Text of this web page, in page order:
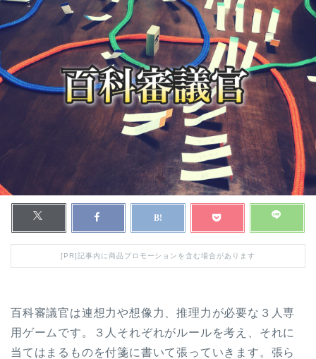
[PR]記事内に商品プロモーションを含む場合があります
百科審議官は連想力や想像力、推理力が必要な３人専
用ゲームです。３人それぞれがルールを考え、それに
当てはまるものを付箋に書いて張っていきます。張ら